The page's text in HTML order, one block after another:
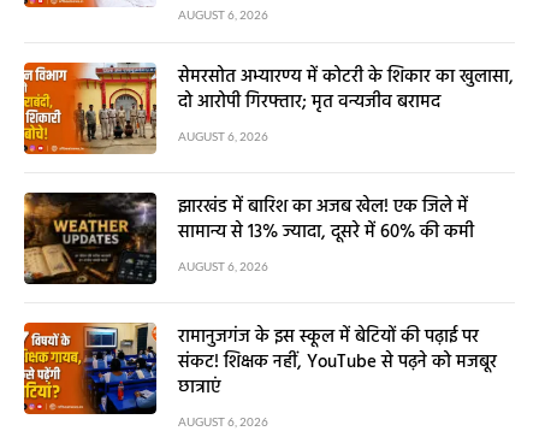
AUGUST 6, 2026
सेमरसोत अभ्यारण्य में कोटरी के शिकार का खुलासा,
दो आरोपी गिरफ्तार; मृत वन्यजीव बरामद
AUGUST 6, 2026
झारखंड में बारिश का अजब खेल! एक जिले में
सामान्य से 13% ज्यादा, दूसरे में 60% की कमी
AUGUST 6, 2026
रामानुजगंज के इस स्कूल में बेटियों की पढ़ाई पर
संकट! शिक्षक नहीं, YouTube से पढ़ने को मजबूर
छात्राएं
AUGUST 6, 2026